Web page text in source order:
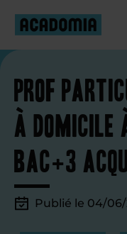
Prof
à domicile
bac+3
Publié le 04/